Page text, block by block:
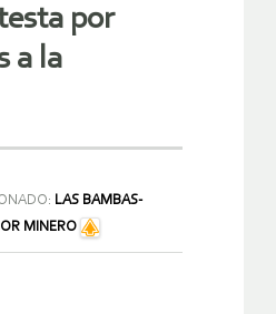
por
a la
LAS BAMBAS-
MINERO